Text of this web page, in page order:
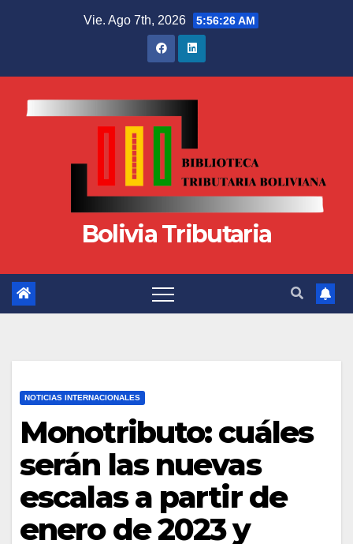
Vie. Ago 7th, 2026 5:56:26 AM
Bolivia Tributaria
NOTICIAS INTERNACIONALES
Monotributo: cuáles
serán las nuevas
escalas a partir de
enero de 2023 y